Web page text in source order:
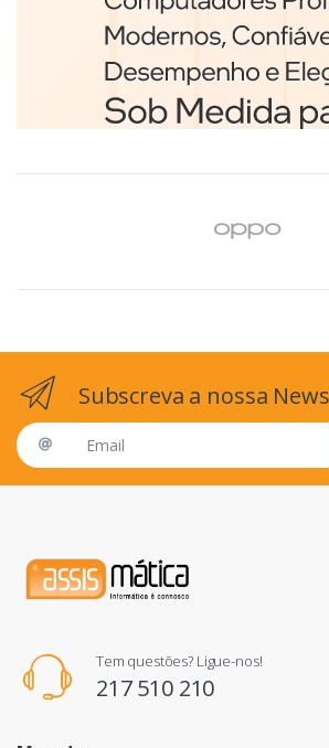
€98,75
Subscreva a nossa
Email address
Tem questões? Ligue-nos!
217 510 210